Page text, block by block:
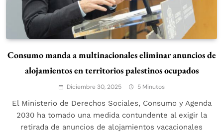
Consumo manda a multinacionales eliminar anuncios de
alojamientos en territorios palestinos ocupados
Diciembre 30, 2025 5 Minutos
El Ministerio de Derechos Sociales, Consumo y Agenda
2030 ha tomado una medida contundente al exigir la
retirada de anuncios de alojamientos vacacionales